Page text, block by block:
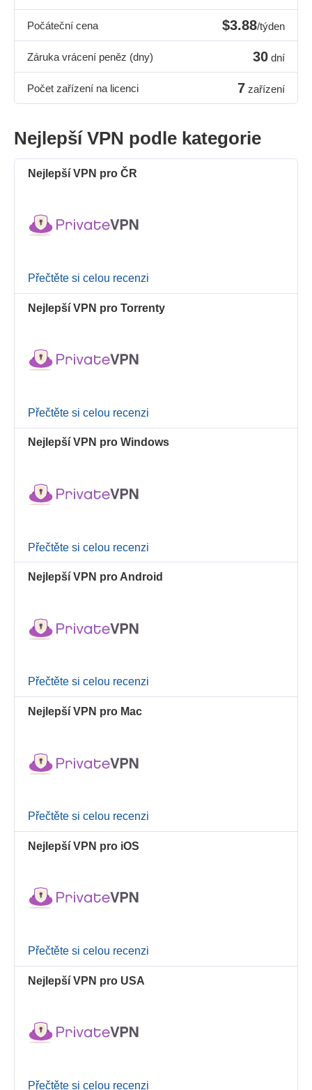
Počáteční cena $3.88/týden
Záruka vrácení peněz (dny) 30 dní
Počet zařízení na licenci 7 zařízení
Nejlepší VPN podle kategorie
Nejlepší VPN pro ČR
Přečtěte si celou recenzi
Nejlepší VPN pro Torrenty
Přečtěte si celou recenzi
Nejlepší VPN pro Windows
Přečtěte si celou recenzi
Nejlepší VPN pro Android
Přečtěte si celou recenzi
Nejlepší VPN pro Mac
Přečtěte si celou recenzi
Nejlepší VPN pro iOS
Přečtěte si celou recenzi
Nejlepší VPN pro USA
Přečtěte si celou recenzi